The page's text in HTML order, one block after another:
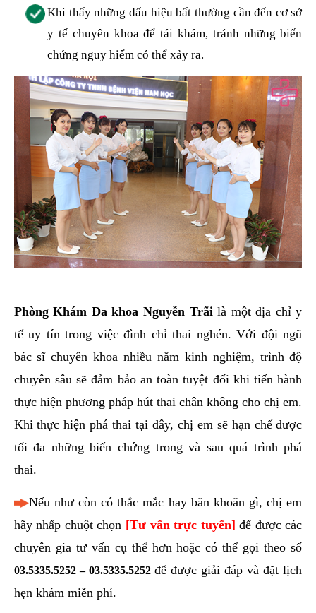
Khi thấy những dấu hiệu bất thường cần đến cơ sở
y tế chuyên khoa để tái khám, tránh những biến
chứng nguy hiểm có thể xảy ra.
Phòng Khám Đa khoa Nguyễn Trãilà một địa chỉ y
tế uy tín trong việc đình chỉ thai nghén. Với đội ngũ
bác sĩ chuyên khoa nhiều năm kinh nghiệm, trình độ
chuyên sâu sẽ đảm bảo an toàn tuyệt đối khi tiến hành
thực hiện phương pháp hút thai chân không cho chị em.
Khi thực hiện phá thai tại đây, chị em sẽ hạn chế được
tối đa những biến chứng trong và sau quá trình phá
thai.
Nếu như còn có thắc mắc hay băn khoăn gì, chị em
hãy nhấp chuột chọn [Tư vấn trực tuyến] để được các
chuyên gia tư vấn cụ thể hơn hoặc có thể gọi theo số
03.5335.5252– 03.5335.5252 để được giải đáp và đặt lịch
hẹn khám miễn phí.